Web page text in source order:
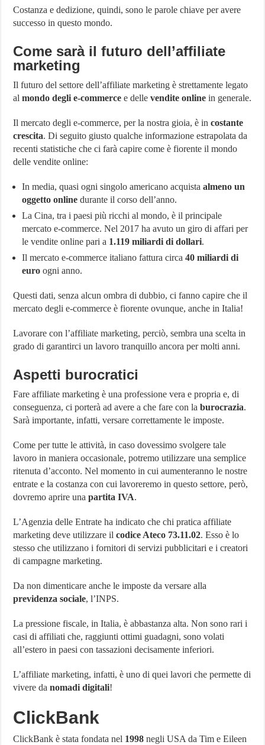
Costanza e dedizione, quindi, sono le parole chiave per avere
successo in questo mondo.
Come sarà il futuro dell’affiliate
marketing
Il futuro del settore dell’affiliate marketing è strettamente legato
almondo degli e-commerce e dellevendite online in generale.
Il mercato degli e-commerce, per la nostra gioia, è incostante
crescita. Di seguito giusto qualche informazione estrapolata da
recenti statistiche che ci farà capire come è fiorente il mondo
delle vendite online:
In media, quasi ogni singolo americano acquistaalmeno un
oggetto online durante il corso dell’anno.
La Cina, tra i paesi più ricchi al mondo, è il principale
mercato e-commerce. Nel 2017 ha avuto un giro di affari per
le vendite online pari a 1.119 miliardi di dollari.
Il mercato e-commerce italiano fattura circa40 miliardi di
euro ogni anno.
Questi dati, senza alcun ombra di dubbio, ci fanno capire che il
mercato degli e-commerce è fiorente ovunque, anche in Italia!
Lavorare con l’affiliate marketing, perciò, sembra una scelta in
grado di garantirci un lavoro tranquillo ancora per molti anni.
Aspetti burocratici
Fare affiliate marketing è una professione vera e propria e, di
conseguenza, ci porterà ad avere a che fare con laburocrazia.
Sarà importante, infatti, versare correttamente le imposte.
Come per tutte le attività, in caso dovessimo svolgere tale
lavoro in maniera occasionale, potremo utilizzare una semplice
ritenuta d’acconto. Nel momento in cui aumenteranno le nostre
entrate e la costanza con cui lavoreremo in questo settore, però,
dovremo aprire unapartita IVA.
L’Agenzia delle Entrate ha indicato che chi pratica affiliate
marketing deve utilizzare ilcodice Ateco 73.11.02. Esso è lo
stesso che utilizzano i fornitori di servizi pubblicitari e i creatori
di campagne marketing.
Da non dimenticare anche le imposte da versare alla
previdenza sociale, l’INPS.
La pressione fiscale, in Italia, è abbastanza alta. Non sono rari i
casi di affiliati che, raggiunti ottimi guadagni, sono volati
all’estero in paesi con tassazioni decisamente inferiori.
L’affiliate marketing, infatti, è uno di quei lavori che permette di
vivere danomadi digitali!
ClickBank
ClickBank è stata fondata nel 1998 negli USA da Tim e Eileen